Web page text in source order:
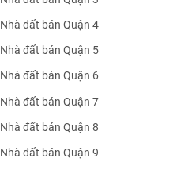
Nhà đất bán Quận 4
Nhà đất bán Quận 5
Nhà đất bán Quận 6
Nhà đất bán Quận 7
Nhà đất bán Quận 8
Nhà đất bán Quận 9